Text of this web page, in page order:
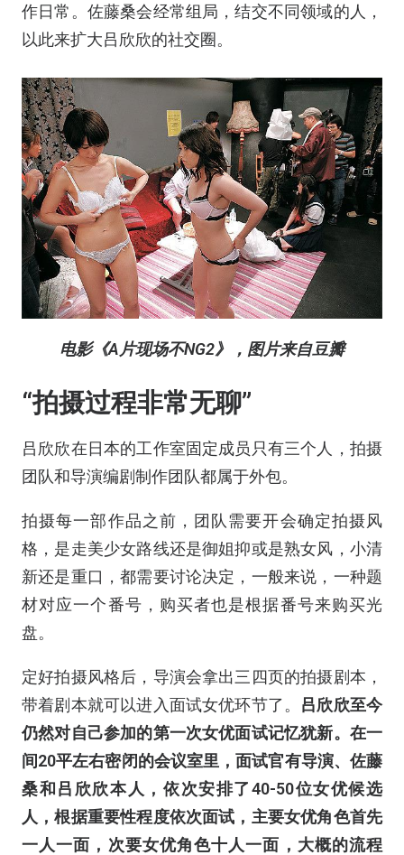
作日常。佐藤桑会经常组局，结交不同领域的人，
以此来扩大吕欣欣的社交圈。
电影《A片现场不NG2》，图片来自豆瓣
“拍摄过程非常无聊”
吕欣欣在日本的工作室固定成员只有三个人，拍摄
团队和导演编剧制作团队都属于外包。
拍摄每一部作品之前，团队需要开会确定拍摄风
格，是走美少女路线还是御姐抑或是熟女风，小清
新还是重口，都需要讨论决定，一般来说，一种题
材对应一个番号，购买者也是根据番号来购买光
盘。
定好拍摄风格后，导演会拿出三四页的拍摄剧本，
带着剧本就可以进入面试女优环节了。 吕欣欣至今
仍然对自己参加的第一次女优面试记忆犹新。在一
间20平左右密闭的会议室里，面试官有导演、佐藤
桑和吕欣欣本人，依次安排了40-50位女优候选
人，根据重要性程度依次面试，主要女优角色首先
一人一面，次要女优角色十人一面，大概的流程